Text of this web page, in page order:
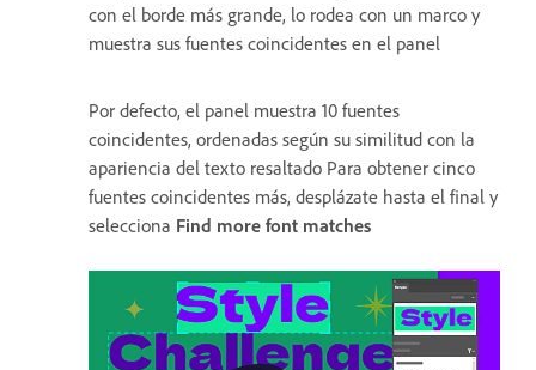
con el borde más grande, lo rodea con un marco y
muestra sus fuentes coincidentes en el panel
Por defecto, el panel muestra 10 fuentes
coincidentes, ordenadas según su similitud con la
apariencia del texto resaltado Para obtener cinco
fuentes coincidentes más, desplázate hasta el final y
selecciona Find more font matches